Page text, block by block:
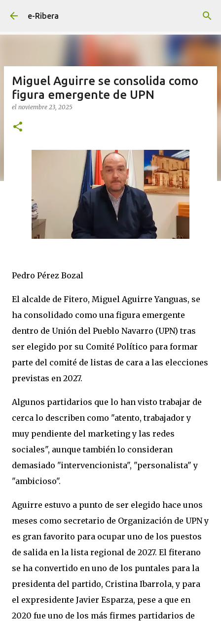
e-Ribera
Miguel Aguirre se consolida como
figura emergente de UPN
el noviembre 23, 2025
Pedro Pérez Bozal
El alcalde de Fitero, Miguel Aguirre Yanguas, se
ha consolidado como una figura emergente
dentro de Unión del Pueblo Navarro (UPN) tras
ser elegido por su Comité Político para formar
parte del comité de listas de cara a las elecciones
previstas en 2027.
Algunos partidarios que lo han visto trabajar de
cerca lo describen como "atento, trabajador y
muy pendiente del marketing y las redes
sociales", aunque también lo consideran
demasiado "intervencionista", "personalista" y
"ambicioso".
Aguirre estuvo a punto de ser elegido hace unos
meses como secretario de Organización de UPN y
es gran favorito para ocupar uno de los puestos
de salida en la lista regional de 2027. El fiterano
se ha convertido en uno de los puntales para la
presidenta del partido, Cristina Ibarrola, y para
el expresidente Javier Esparza, pese a que en
2020 fue uno de los más firmes partidarios de